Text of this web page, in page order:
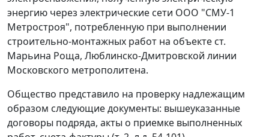
энергию через электрические сети ООО "СМУ-1
Метростроя", потребленную при выполнении
строительно-монтажных работ на объекте ст.
Марьина Роща, Люблинско-Дмитровской линии
Московского метрополитена.
Общество представило на проверку надлежащим
образом следующие документы: вышеуказанные
договоры подряда, акты о приемке выполненных